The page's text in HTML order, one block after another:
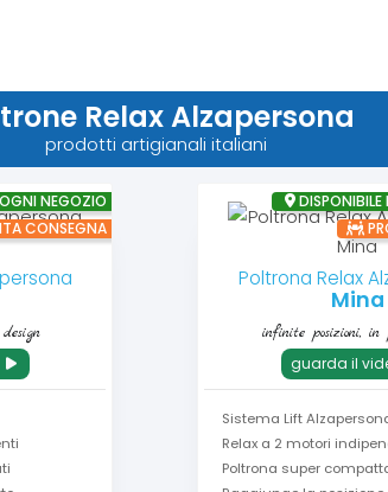
Relax Alzapersona
prodotti artigianali italiani
NEGOZIO
CONSEGNA
Poltrona Relax
Mina
infinite posizioni, in
guarda il
Sistema Lift
Relax a 2 motori
Poltrona super